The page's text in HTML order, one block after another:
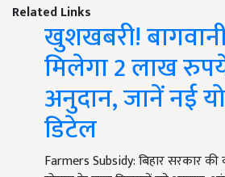
Related Links
खुशखबरी!
मिलेगा 2 लाख
अनुदान, जानें नई
डिटेल
Farmers Subsidy: बिहार सरकार की